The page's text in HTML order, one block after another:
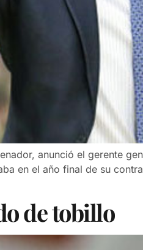
anunció el gerente
en el año final de su
de tobillo